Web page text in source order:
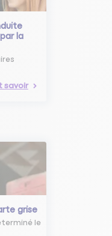
la
savoir
grise
le